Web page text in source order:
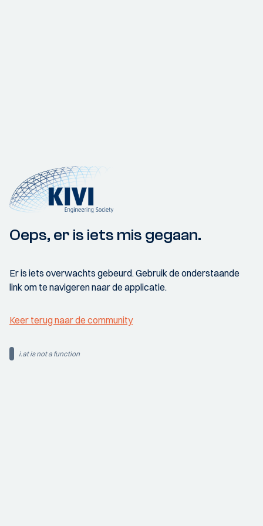
Oeps, er is iets mis gegaan.
Er is iets overwachts gebeurd. Gebruik de onderstaande
link om te navigeren naar de applicatie.
Keer terug naar de community
i.at is not a function